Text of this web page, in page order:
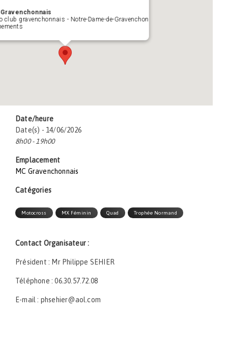
club gravenchonnais - Notre-Dame-de-Gravenchon
Date/heure
Date(s) - 14/06/2026
8h00 - 19h00
Emplacement
MC Gravenchonnais
Catégories
Motocross MX Féminin Quad Trophée Normand
Contact Organisateur :
Président : Mr Philippe SEHIER
Téléphone : 06.30.57.72.08
E-mail : phsehier@aol.com